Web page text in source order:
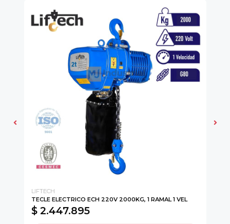
LIFTECH
TECLE ELECTRICO ECH 220V 2000KG, 1 RAMAL 1 VEL
$ 2.447.895